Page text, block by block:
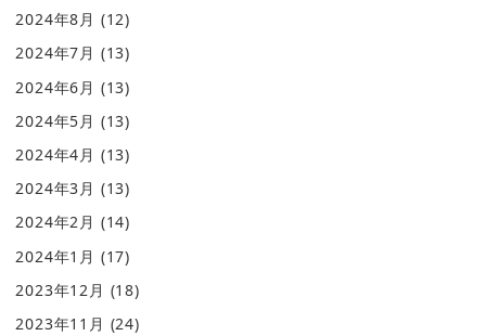
2024年8月 (12)
2024年7月 (13)
2024年6月 (13)
2024年5月 (13)
2024年4月 (13)
2024年3月 (13)
2024年2月 (14)
2024年1月 (17)
2023年12月 (18)
2023年11月 (24)